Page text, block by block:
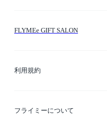
FLYMEe GIFT SALON
利用規約
利用規約
フライミーについて